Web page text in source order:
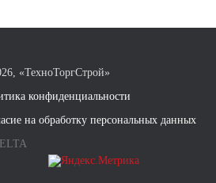
«ТехноТоргСтрой»
конфиденциальности
на обработку персональных данных